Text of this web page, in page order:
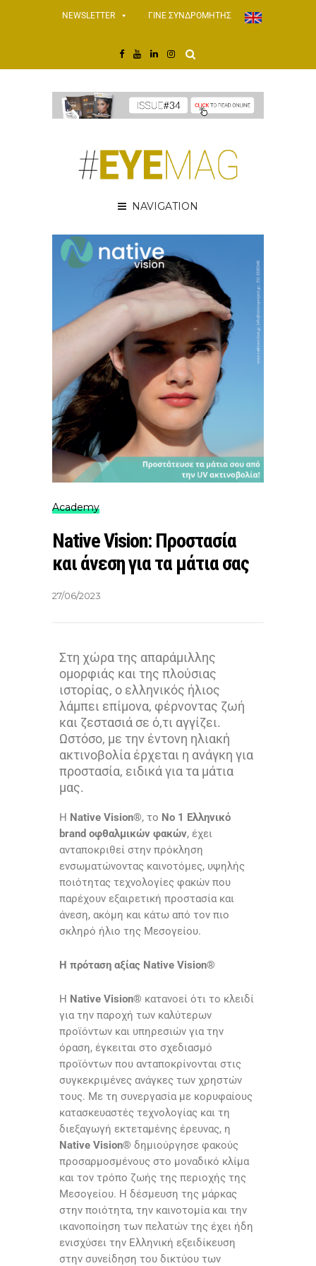
NEWSLETTER ΓΙΝΕ ΣΥΝΔΡΟΜΗΤΗΣ
NAVIGATION
Academy
Native Vision: Προστασία
και άνεση για τα μάτια σας
27/06/2023
Στη χώρα της απαράμιλλης
ομορφιάς και της πλούσιας
ιστορίας, ο ελληνικός ήλιος
λάμπει επίμονα, φέρνοντας ζωή
και ζεστασιά σε ό,τι αγγίζει.
Ωστόσο, με την έντονη ηλιακή
ακτινοβολία έρχεται η ανάγκη για
προστασία, ειδικά για τα μάτια
μας.
Η Native Vision®, το Νo 1 Ελληνικό
brand οφθαλμικών φακών, έχει
ανταποκριθεί στην πρόκληση
ενσωματώνοντας καινοτόμες, υψηλής
ποιότητας τεχνολογίες φακών που
παρέχουν εξαιρετική προστασία και
άνεση, ακόμη και κάτω από τον πιο
σκληρό ήλιο της Μεσογείου.
Η πρόταση αξίας Native Vision®
Η Native Vision® κατανοεί ότι το κλειδί
για την παροχή των καλύτερων
προϊόντων και υπηρεσιών για την
όραση, έγκειται στο σχεδιασμό
προϊόντων που ανταποκρίνονται στις
συγκεκριμένες ανάγκες των χρηστών
τους. Με τη συνεργασία με κορυφαίους
κατασκευαστές τεχνολογίας και τη
διεξαγωγή εκτεταμένης έρευνας, η
Native Vision® δημιούργησε φακούς
προσαρμοσμένους στο μοναδικό κλίμα
και τον τρόπο ζωής της περιοχής της
Μεσογείου. Η δέσμευση της μάρκας
στην ποιότητα, την καινοτομία και την
ικανοποίηση των πελατών της έχει ήδη
ενισχύσει την Ελληνική εξειδίκευση
στην συνείδηση του δικτύου των